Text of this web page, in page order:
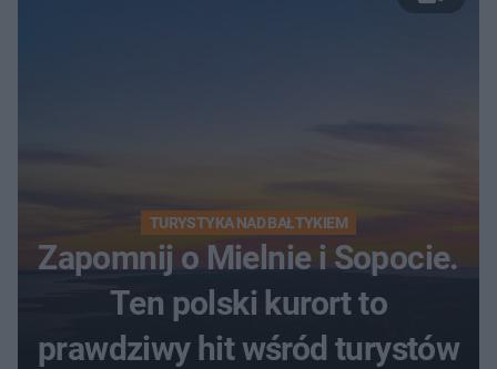
TURYSTYKA NAD BAŁTYKIEM
Zapomnij o Mielnie i Sopocie.
Ten polski kurort to
prawdziwy hit wśród turystów